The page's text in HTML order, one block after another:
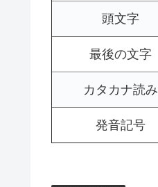
頭文字
最後の文字
カタカナ読み
発音記号